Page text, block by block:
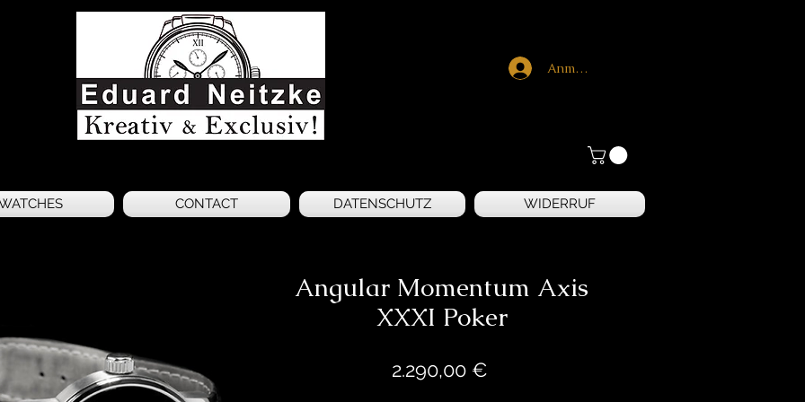
Anmelden
CONTACT DATENSCHUTZ WIDERRUF
Angular Momentum Axis
XXXI Poker
2.290,00 €Preis